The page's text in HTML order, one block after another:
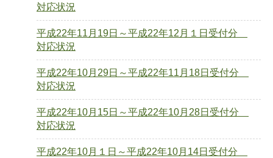
対応状況
平成22年11月19日～平成22年12月１日受付分
対応状況
平成22年10月29日～平成22年11月18日受付分
対応状況
平成22年10月15日～平成22年10月28日受付分
対応状況
平成22年10月１日～平成22年10月14日受付分